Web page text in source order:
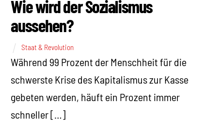
Wie wird der Sozialismus
aussehen?
Staat & Revolution
Während 99 Prozent der Menschheit für die
schwerste Krise des Kapitalismus zur Kasse
gebeten werden, häuft ein Prozent immer
schneller […]